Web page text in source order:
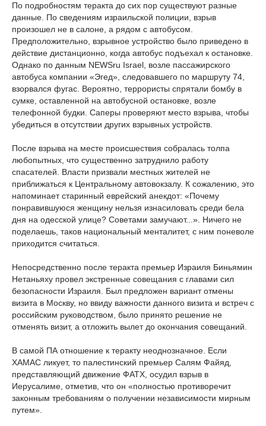
По подробностям теракта до сих пор существуют разные
данные. По сведениям израильской полиции, взрыв
произошел не в салоне, а рядом с автобусом.
Предположительно, взрывное устройство было приведено в
действие дистанционно, когда автобус подъехал к остановке.
Однако по данным NEWSru Israel, возле пассажирского
автобуса компании «Эгед», следовавшего по маршруту 74,
взорвался фугас. Вероятно, террористы спрятали бомбу в
сумке, оставленной на автобусной остановке, возле
телефонной будки. Саперы проверяют место взрыва, чтобы
убедиться в отсутствии других взрывных устройств.
После взрыва на месте происшествия собралась толпа
любопытных, что существенно затруднило работу
спасателей. Власти призвали местных жителей не
приближаться к Центральному автовокзалу. К сожалению, это
напоминает старинный еврейский анекдот: «Почему
понравившуюся женщину нельзя изнасиловать среди бела
дня на одесской улице? Советами замучают...». Ничего не
поделаешь, таков национальный менталитет, с ним поневоле
приходится считаться.
Непосредственно после теракта премьер Израиля Биньямин
Нетаньяху провел экстренные совещания с главами сил
безопасности Израиля. Был предложен вариант отмены
визита в Москву, но ввиду важности данного визита и встреч с
российским руководством, было принято решение не
отменять визит, а отложить вылет до окончания совещаний.
В самой ПА отношение к теракту неоднозначное. Если
ХАМАС ликует, то палестинский премьер Салям Файяд,
представляющий движение ФАТХ, осудил взрыв в
Иерусалиме, отметив, что он «полностью противоречит
законным требованиям о получении независимости мирным
путем».